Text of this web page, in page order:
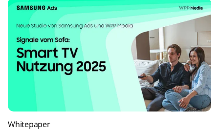
Whitepaper